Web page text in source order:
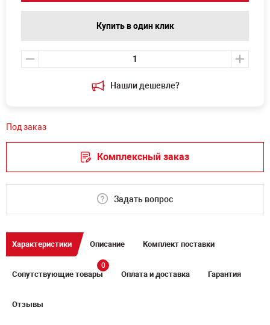
Нашли дешевле?
Купить в один клик
Под заказ
Комплексный заказ
Задать вопрос
Характеристики Описание Комплект поставки
Сопутствующие товары
0
Оплата и доставка Гарантия
Отзывы